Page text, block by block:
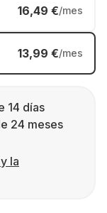
16,49 €/mes
13,99 €/mes
14 días
24 meses
la